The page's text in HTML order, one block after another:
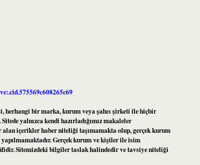
herhangi bir marka, kurum veya şahıs şirketi ile hiçbir
yalnızca kendi hazırladığımız makaleler
alan içerikler haber niteliği taşımamakta olup, gerçek kurum
Gerçek kurum ve kişiler ile isim
Sitemizdeki bilgiler taslak halindedir ve tavsiye niteliği